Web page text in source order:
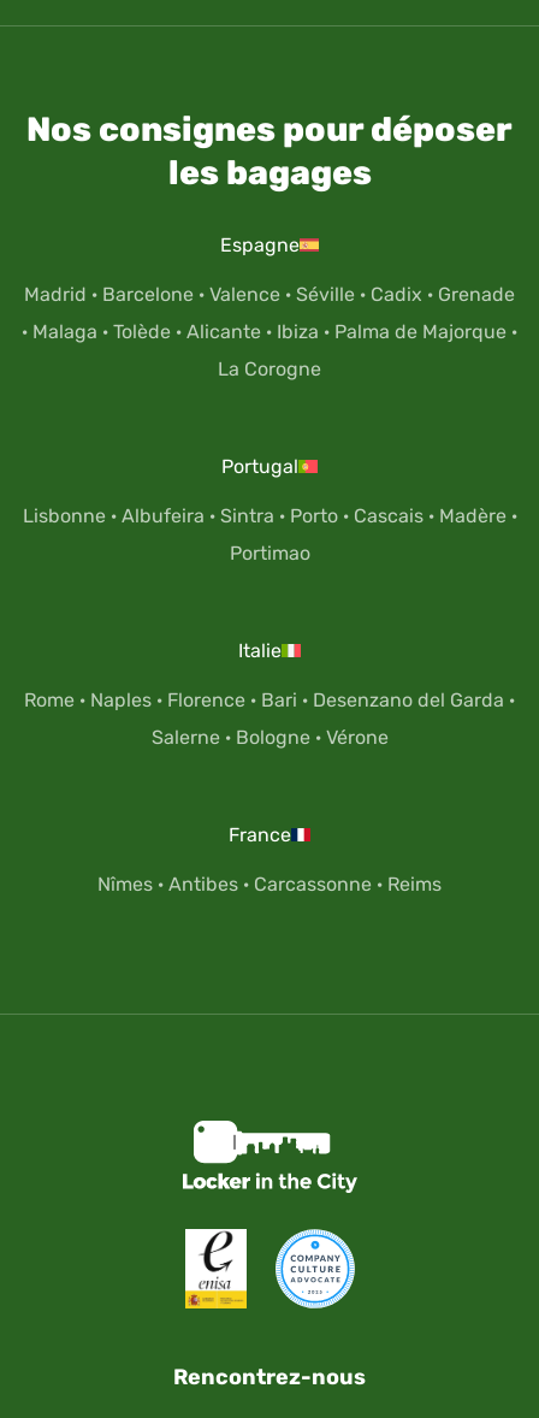
Nos consignes pour déposer
les bagages
Espagne
Madrid · Barcelone · Valence · Séville · Cadix · Grenade
· Malaga · Tolède · Alicante · Ibiza · Palma de Majorque ·
La Corogne
Portugal
Lisbonne· Albufeira · Sintra · Porto· Cascais· Madère·
Portimao
Italie
Rome · Naples · Florence · Bari · Desenzano del Garda ·
Salerne· Bologne· Vérone
France
Nîmes · Antibes · Carcassonne · Reims
Rencontrez-nous